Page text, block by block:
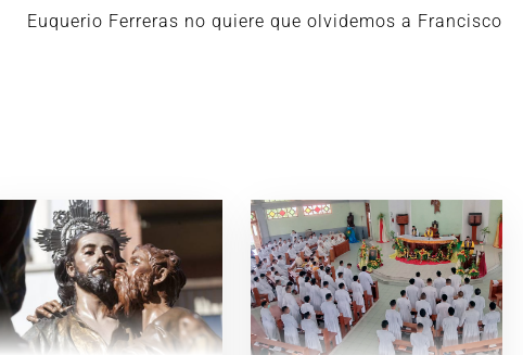
Euquerio Ferreras no quiere que olvidemos a Francisco